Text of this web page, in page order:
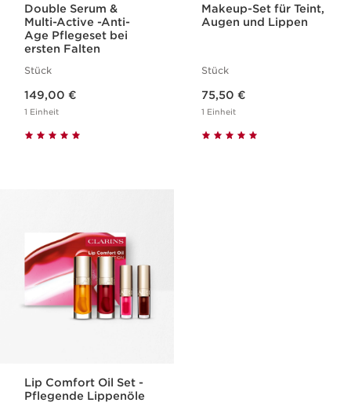
Double Serum &
Multi-Active -Anti-
Age Pflegeset bei
ersten Falten
Stück
149,00 €
1 Einheit
Makeup-Set für Teint,
Augen und Lippen
Stück
75,50 €
1 Einheit
Lip Comfort Oil Set -
Pflegende Lippenöle